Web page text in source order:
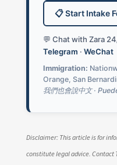
📋 Start Intake
💬 Chat with Zara
Telegram · WeChat
Immigration:
Orange, San
我們也會說中文 ·
Disclaimer: This article is for
constitute legal advice. Contact